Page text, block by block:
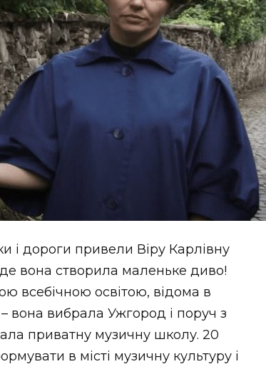
і дороги привели Віру Карлівну
вона створила маленьке диво!
всебічною освітою, відома в
вона вибрала Ужгород і поруч з
приватну музичну школу. 20
в місті музичну культуру і